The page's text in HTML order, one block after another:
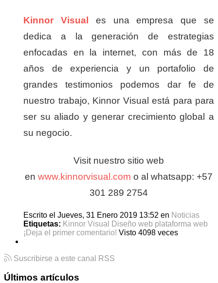
Kinnor Visual
es una empresa que se
dedica a la generación de estrategias
enfocadas en la internet, con más de 18
años de experiencia y un portafolio de
grandes testimonios podemos dar fe de
nuestro trabajo, Kinnor Visual está para para
ser su aliado y generar crecimiento global a
su negocio.
Visit nuestro sitio web
en www.kinnorvisual.com o al whatsapp: +57
301 289 2754
Escrito el Jueves, 31 Enero 2019 13:52 en Noticias
Etiquetas: Kinnor Visual Diseño web plataforma web
¡Deja el primer comentario! Visto 4098 veces
Suscribirse a este canal RSS
Últimos artículos